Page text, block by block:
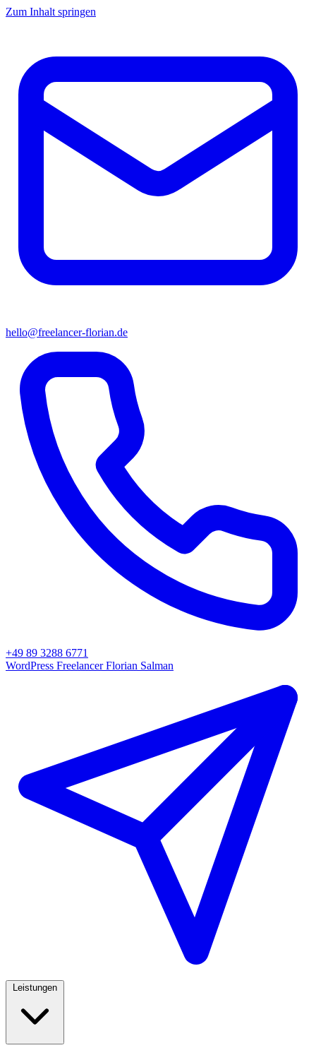
Zum Inhalt springen
hello@freelancer-florian.de
+49 89 3288 6771
WordPress Freelancer Florian Salman